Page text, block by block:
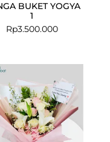
BUKET YOGYA
1
Rp3.500.000